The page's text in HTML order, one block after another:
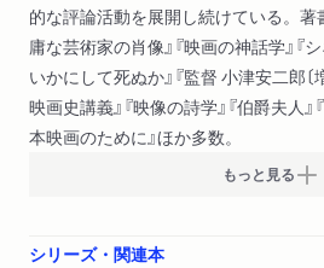
的な評論活動を展開し続けている。著
庸な芸術家の肖像』『映画の神話学』『
いかにして死ぬか』『監督 小津安二郎〔
映画史講義』『映像の詩学』『伯爵夫人』
本映画のために』ほか多数。
もっと見る
シリーズ・関連本